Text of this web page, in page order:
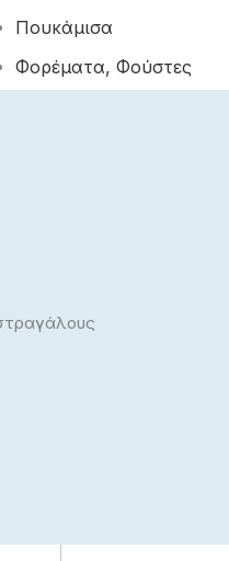
Πουκάμισα
Φορέματα, Φούστες